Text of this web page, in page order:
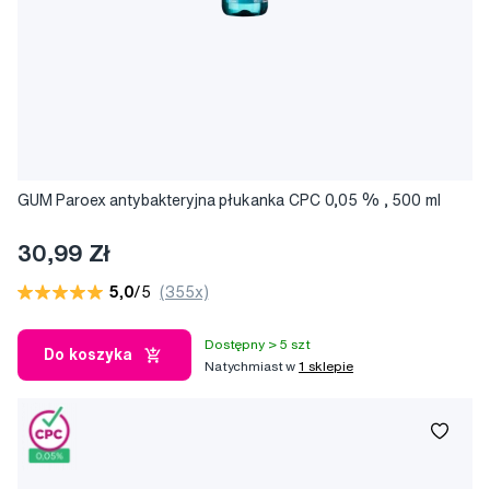
GUM Paroex antybakteryjna płukanka CPC 0,05 % , 500 ml
30,99 Zł
5,0/5 (355x)
Do koszyka
Dostępny > 5 szt
Natychmiast w1 sklepie